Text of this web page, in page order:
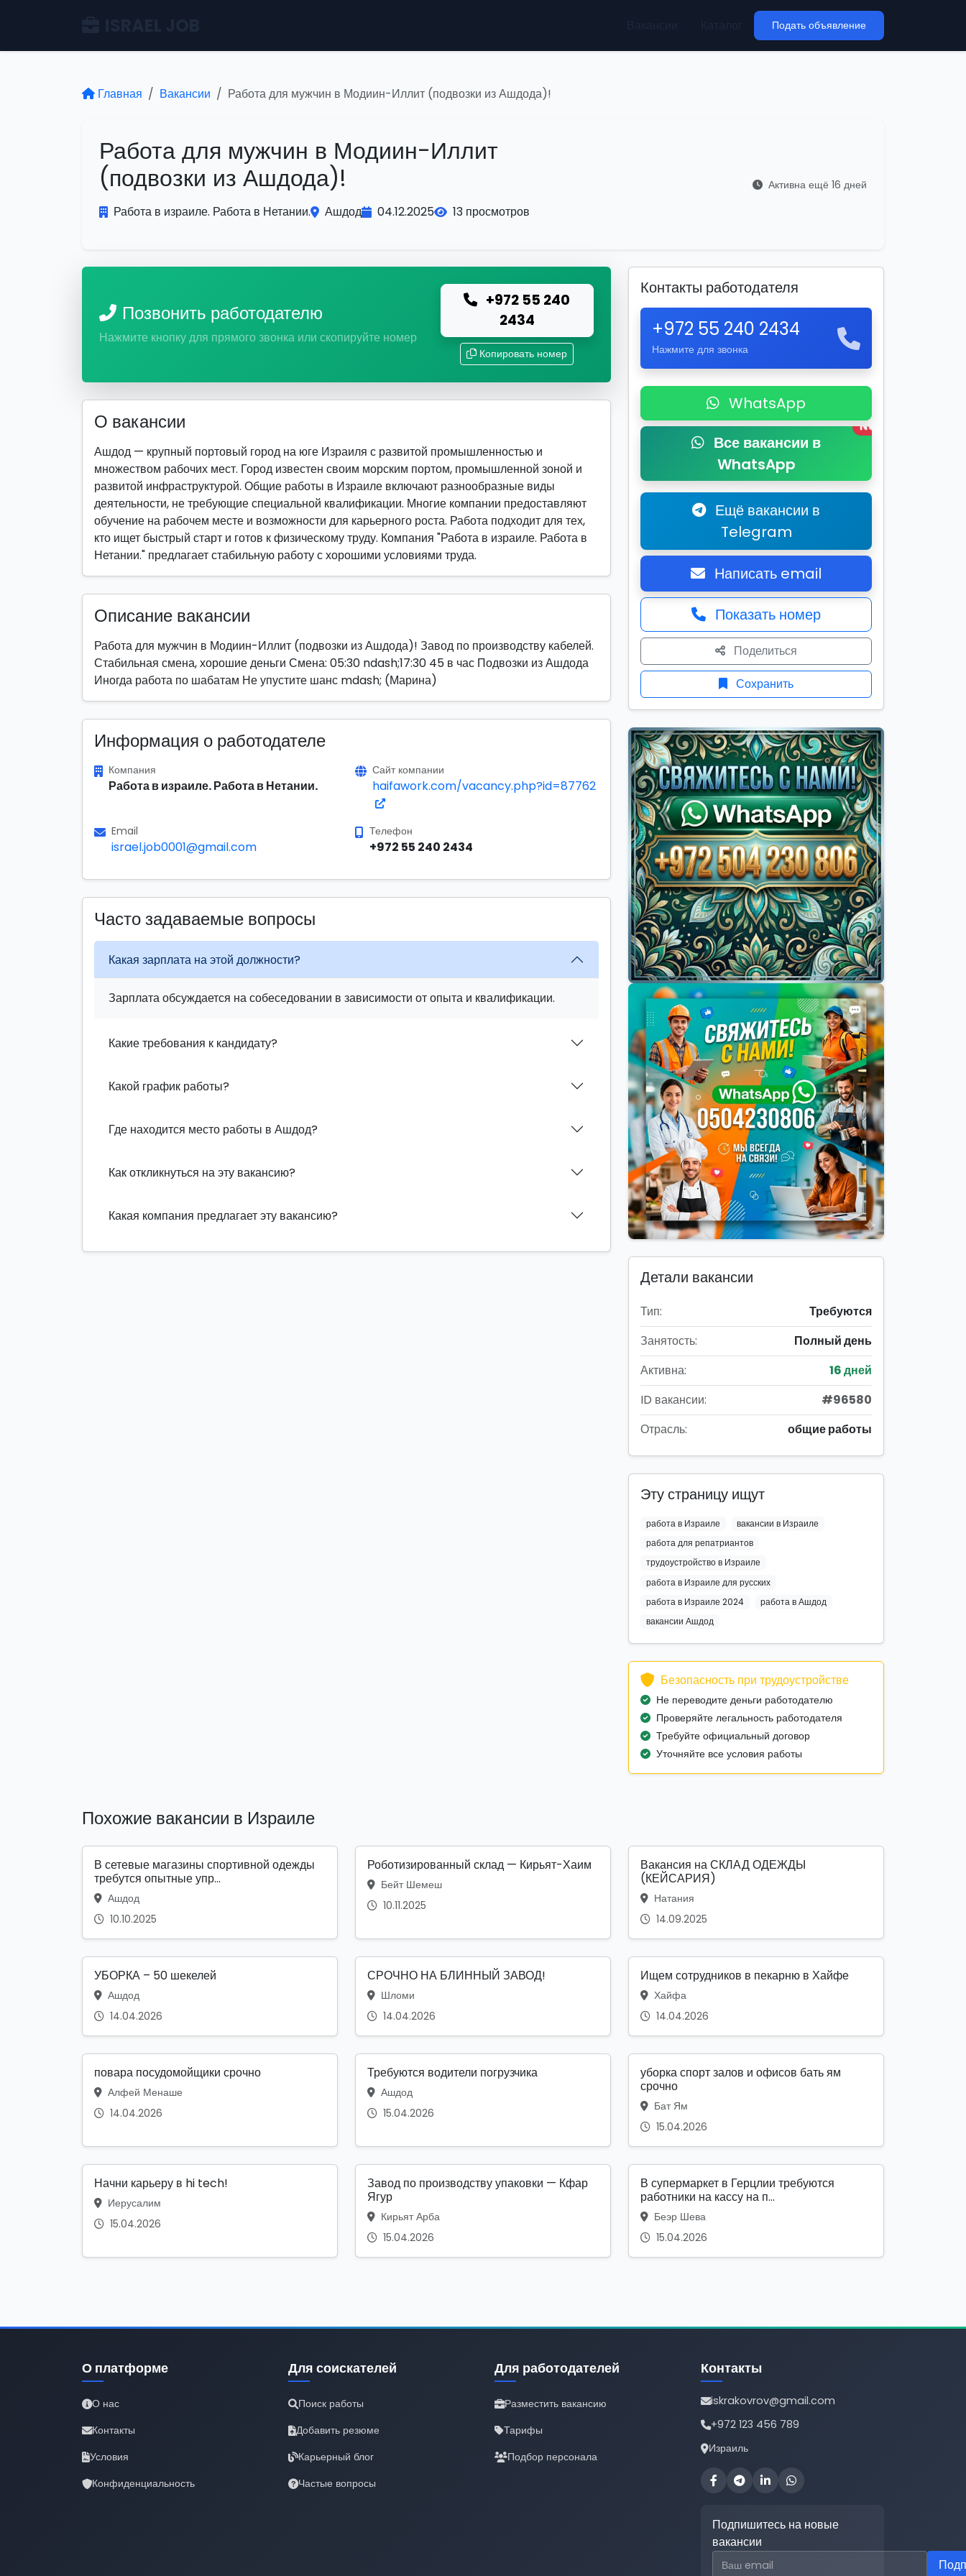
Подать объявление
Главная Вакансии Работа для мужчин в Модиин-Иллит (подвозки из Ашдода)!
Работа для мужчин в Модиин-Иллит
(подвозки из Ашдода)!
Работа в израиле. Работа в Нетании. Ашдод 04.12.2025 13 просмотров
Активна ещё 16 дней
Позвонить работодателю
Нажмите кнопку для прямого звонка или скопируйте номер
+972 55 240
2434
Копировать номер
О вакансии
Ашдод — крупный портовый город на юге Израиля с развитой промышленностью и
множеством рабочих мест. Город известен своим морским портом, промышленной зоной и
развитой инфраструктурой. Общие работы в Израиле включают разнообразные виды
деятельности, не требующие специальной квалификации. Многие компании предоставляют
обучение на рабочем месте и возможности для карьерного роста. Работа подходит для тех,
кто ищет быстрый старт и готов к физическому труду. Компания "Работа в израиле. Работа в
Нетании." предлагает стабильную работу с хорошими условиями труда.
Описание вакансии
Работа для мужчин в Модиин-Иллит (подвозки из Ашдода)! Завод по производству кабелей.
Стабильная смена, хорошие деньги Смена: 05:30 ndash;17:30 45 в час Подвозки из Ашдода
Иногда работа по шабатам Не упустите шанс mdash; (Марина)
Информация о работодателе
Компания
Работа в израиле. Работа в Нетании.
Сайт компании
haifawork.com/vacancy.php?id=87762
Email
israel.job0001@gmail.com
Телефон
+972 55 240 2434
Часто задаваемые вопросы
Какая зарплата на этой должности?
Зарплата обсуждается на собеседовании в зависимости от опыта и квалификации.
Какие требования к кандидату?
Какой график работы?
Где находится место работы в Ашдод?
Как откликнуться на эту вакансию?
Какая компания предлагает эту вакансию?
Контакты работодателя
+972 55 240 2434
Нажмите для звонка
WhatsApp
Все вакансии в
WhatsApp
New
Ещё вакансии в
Telegram
Написать email
Показать номер
Поделиться
Сохранить
Детали вакансии
Тип:
Требуются
Занятость:
Полный день
Активна:
16 дней
ID вакансии:
#96580
Отрасль:
общие работы
Эту страницу ищут
работа в Израиле
вакансии в Израиле
работа для репатриантов
трудоустройство в Израиле
работа в Израиле для русских
работа в Израиле 2024
работа в Ашдод
вакансии Ашдод
Безопасность при трудоустройстве
Не переводите деньги работодателю
Проверяйте легальность работодателя
Требуйте официальный договор
Уточняйте все условия работы
Похожие вакансии в Израиле
В сетевые магазины спортивной одежды
требутся опытные упр...
Ашдод
10.10.2025
Роботизированный склад — Кирьят-Хаим
Бейт Шемеш
10.11.2025
Вакансия на СКЛАД ОДЕЖДЫ
(КЕЙСАРИЯ)
Натания
14.09.2025
УБОРКА – 50 шекелей
Ашдод
14.04.2026
СРОЧНО НА БЛИННЫЙ ЗАВОД!
Шломи
14.04.2026
Ищем сотрудников в пекарню в Хайфе
Хайфа
14.04.2026
повара посудомойщики срочно
Алфей Менаше
14.04.2026
Требуются водители погрузчика
Ашдод
15.04.2026
уборка спорт залов и офисов бать ям
срочно
Бат Ям
15.04.2026
Начни карьеру в hi tech!
Иерусалим
15.04.2026
Завод по производству упаковки — Кфар
Ягур
Кирьят Арба
15.04.2026
В супермаркет в Герцлии требуются
работники на кассу на п...
Беэр Шева
15.04.2026
О платформе
О нас
Контакты
Условия
Конфиденциальность
Для соискателей
Поиск работы
Добавить резюме
Карьерный блог
Частые вопросы
Для работодателей
Разместить вакансию
Тарифы
Подбор персонала
Контакты
iskrakovrov@gmail.com
+972 123 456 789
Израиль
Подпишитесь на новые
вакансии
Email для подписки